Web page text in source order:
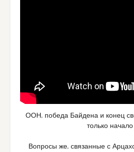
ООН, победа Байдена и конец
только начало
Вопросы же, связанные с